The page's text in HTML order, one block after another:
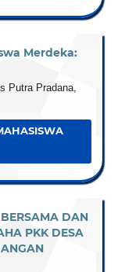
Merdeka:
Putra Pradana,
DAN
PKK DESA